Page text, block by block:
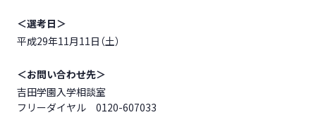
＜選考日＞
平成29年11月11日（土）
＜お問い合わせ先＞
吉田学園入学相談室
フリーダイヤル 0120-607033